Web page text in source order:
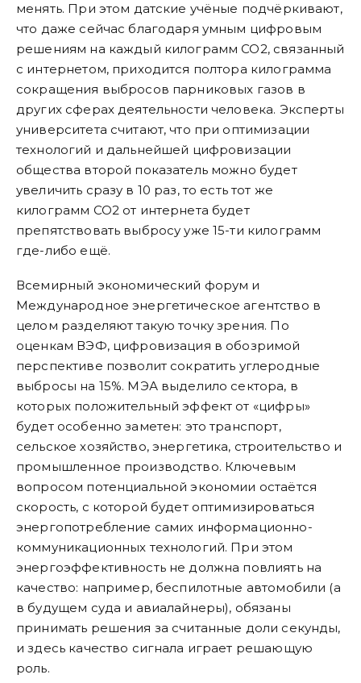
менять. При этом датские учёные подчёркивают,
что даже сейчас благодаря умным цифровым
решениям на каждый килограмм СО2, связанный
с интернетом, приходится полтора килограмма
сокращения выбросов парниковых газов в
других сферах деятельности человека. Эксперты
университета считают, что при оптимизации
технологий и дальнейшей цифровизации
общества второй показатель можно будет
увеличить сразу в 10 раз, то есть тот же
килограмм СО2 от интернета будет
препятствовать выбросу уже 15-ти килограмм
где-либо ещё.
Всемирный экономический форум и
Международное энергетическое агентство в
целом разделяют такую точку зрения. По
оценкам ВЭФ, цифровизация в обозримой
перспективе позволит сократить углеродные
выбросы на 15%. МЭА выделило сектора, в
которых положительный эффект от «цифры»
будет особенно заметен: это транспорт,
сельское хозяйство, энергетика, строительство и
промышленное производство. Ключевым
вопросом потенциальной экономии остаётся
скорость, с которой будет оптимизироваться
энергопотребление самих информационно-
коммуникационных технологий. При этом
энергоэффективность не должна повлиять на
качество: например, беспилотные автомобили (а
в будущем суда и авиалайнеры), обязаны
принимать решения за считанные доли секунды,
и здесь качество сигнала играет решающую
роль.